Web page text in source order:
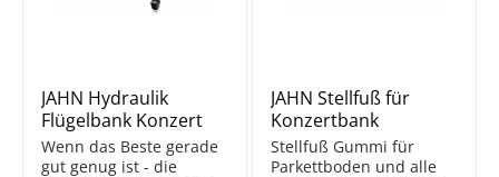
JAHN Hydraulik
Flügelbank Konzert
B6C Capitonné,
schwarz poliert
Wenn das Beste gerade
gut genug ist - die
JAHN Stellfuß für
Konzertbank
Stellfuß Gummi für
Parkettboden und alle